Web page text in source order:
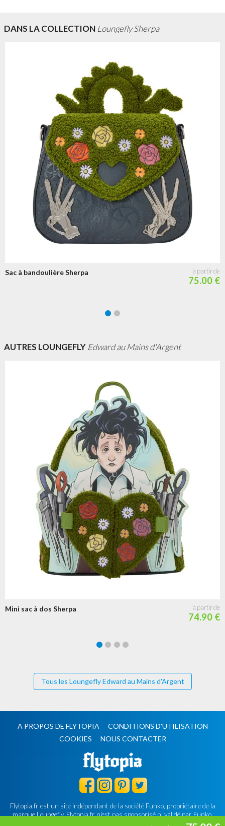
DANS LA COLLECTION Loungefly Sherpa
Sac à bandoulière Sherpa
75.00 €
AUTRES LOUNGEFLYEdward au Mains d'Argent
Mini sac à dos Sherpa
74.90 €
Tous les Loungefly Edward au Mains d'Argent
A PROPOS DE FLYTOPIA
CONDITIONS D'UTILISATION
COOKIES
NOUS CONTACTER
Flytopia.fr est un site indépendant de la société Funko, propriétaire de la
marque Loungefly.Flytopia.fr n'est pas sponsorisé ni validé par Funko.